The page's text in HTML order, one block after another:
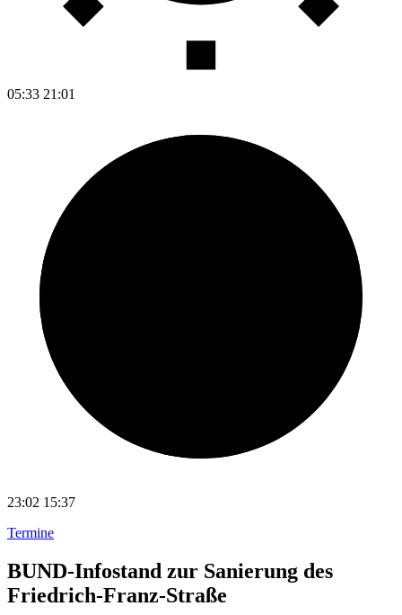
05:33 21:01
23:02 15:37
Termine
BUND-Infostand zur Sanierung des
Friedrich-Franz-Straße